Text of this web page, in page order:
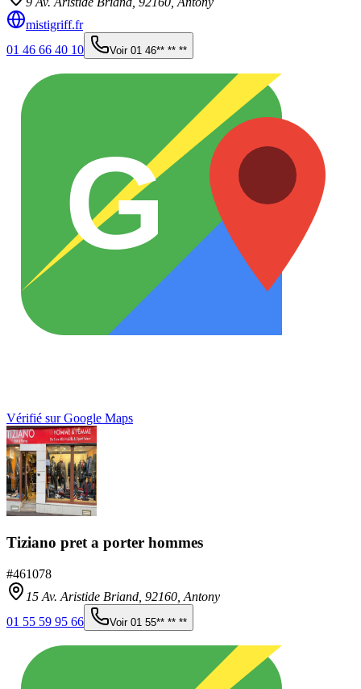
mistigriff.fr
01 46 66 40 10
Voir 01 46** ** **
G
Vérifié sur Google Maps
Tiziano pret a porter hommes
#461078
15 Av. Aristide Briand, 92160 Antony
01 55 59 95 66
Voir 01 55** ** **